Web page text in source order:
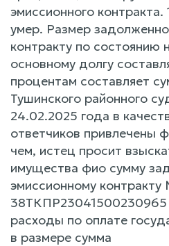
эмиссионного
умер. Размер
контракту по состоянию
основному долгу
процентам составляет
Тушинского районного
24.02.2025 года в
ответчиков привлечены
чем, истец просит
имущества фио сумму
эмиссионному
38ТКПР23041500230965
расходы по оплате
в размере сумма